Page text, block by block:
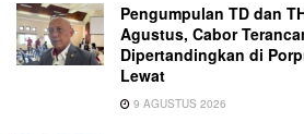
Pengumpulan TD dan
Agustus, Cabor
Dipertandingkan di
Lewat
9 AGUSTUS 2026